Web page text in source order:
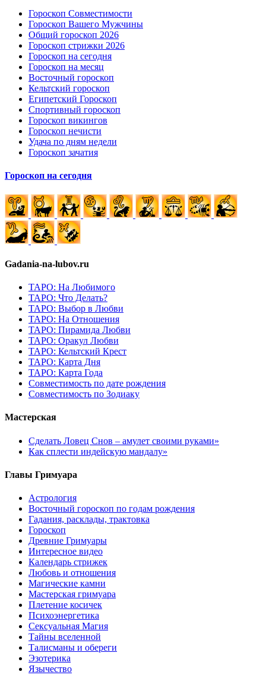
Гороскоп Совместимости
Гороскоп Вашего Мужчины
Общий гороскоп 2026
Гороскоп стрижки 2026
Гороскоп на сегодня
Гороскоп на месяц
Восточный гороскоп
Кельтский гороскоп
Египетский Гороскоп
Спортивный гороскоп
Гороскоп викингов
Гороскоп нечисти
Удача по дням недели
Гороскоп зачатия
Гороскоп на сегодня
Gadania-na-lubov.ru
ТАРО: На Любимого
ТАРО: Что Делать?
ТАРО: Выбор в Любви
ТАРО: На Отношения
ТАРО: Пирамида Любви
ТАРО: Оракул Любви
ТАРО: Кельтский Крест
ТАРО: Карта Дня
ТАРО: Карта Года
Cовместимость по дате рождения
Cовместимость по Зодиаку
Мастерская
Сделать Ловец Снов – амулет своими руками»
Как сплести индейскую мандалу»
Главы Гримуара
Астрология
Восточный гороскоп по годам рождения
Гадания, расклады, трактовка
Гороскоп
Древние Гримуары
Интересное видео
Календарь стрижек
Любовь и отношения
Магические камни
Мастерская гримуара
Плетение косичек
Психоэнергетика
Сексуальная Магия
Тайны вселенной
Талисманы и обереги
Эзотерика
Язычество